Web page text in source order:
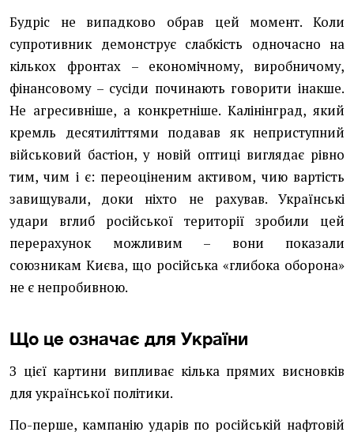
Будріс не випадково обрав цей момент. Коли
супротивник демонструє слабкість одночасно на
кількох фронтах – економічному, виробничому,
фінансовому – сусіди починають говорити інакше.
Не агресивніше, а конкретніше. Калінінград, який
кремль десятиліттями подавав як неприступний
військовий бастіон, у новій оптиці виглядає рівно
тим, чим і є: переоціненим активом, чию вартість
завищували, доки ніхто не рахував. Українські
удари вглиб російської території зробили цей
перерахунок можливим – вони показали
союзникам Києва, що російська «глибока оборона»
не є непробивною.
Що це означає для України
З цієї картини випливає кілька прямих висновків
для української політики.
По-перше, кампанію ударів по російській нафтовій